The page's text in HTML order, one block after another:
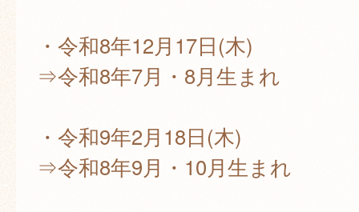
・令和8年12月17日(木)
⇒令和8年7月・8月生まれ
・令和9年2月18日(木)
⇒令和8年9月・10月生まれ